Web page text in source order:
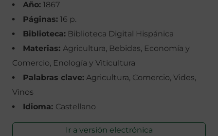
Año: 1867
Páginas: 16 p.
Biblioteca: Biblioteca Digital Hispánica
Materias: Agricultura, Bebidas, Economía y
Comercio, Enología y Viticultura
Palabras clave: Agricultura, Comercio, Vides,
Vinos
Idioma: Castellano
Ir a versión electrónica